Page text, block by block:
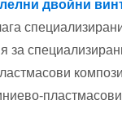
двойни
за